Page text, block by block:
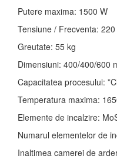
Putere maxima: 1500 W
Tensiune / Frecventa:
Greutate: 55 kg
Dimensiuni: 400/400/600
Capacitatea procesului:
Temperatura maxima:
Elemente de incalzire:
Numarul elementelor de
Inaltimea camerei de